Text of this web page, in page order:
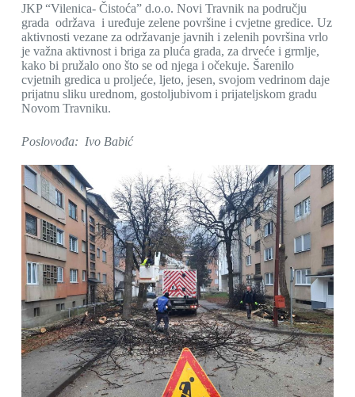
JKP “Vilenica- Čistoća” d.o.o. Novi Travnik na području
grada održava i uređuje zelene površine i cvjetne gredice. Uz
aktivnosti vezane za održavanje javnih i zelenih površina vrlo
je važna aktivnost i briga za pluća grada, za drveće i grmlje,
kako bi pružalo ono što se od njega i očekuje. Šarenilo
cvjetnih gredica u proljeće, ljeto, jesen, svojom vedrinom daje
prijatnu sliku urednom, gostoljubivom i prijateljskom gradu
Novom Travniku.
Poslovođa: Ivo Babić